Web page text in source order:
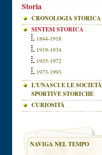
Storia
CRONOLOGIA STORICA
SINTESI STORICA
1844-1918
1919-1934
1935-1972
1973-1993
L'UNASCI E LE SOCIETÀ
SPORTIVE STORICHE
CURIOSITÀ
NAVIGA NEL TEMPO